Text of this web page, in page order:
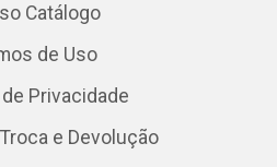
Catálogo
de Uso
Privacidade
e Devolução